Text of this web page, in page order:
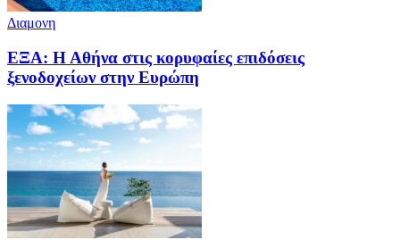
Διαμονη
ΕΞΑ: Η Αθήνα στις κορυφαίες επιδόσεις
ξενοδοχείων στην Ευρώπη